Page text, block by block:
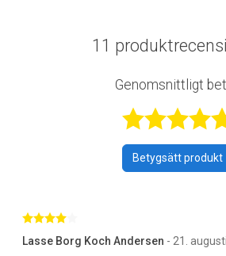
11
Genomsnittligt
Betygsätt produkt
Lasse Borg Koch Andersen - 21.